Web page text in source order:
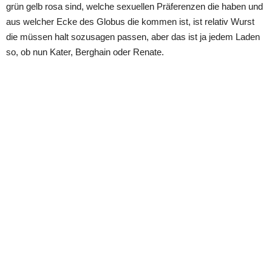
grün gelb rosa sind, welche sexuellen Präferenzen die haben und
aus welcher Ecke des Globus die kommen ist, ist relativ Wurst
die müssen halt sozusagen passen, aber das ist ja jedem Laden
so, ob nun Kater, Berghain oder Renate.